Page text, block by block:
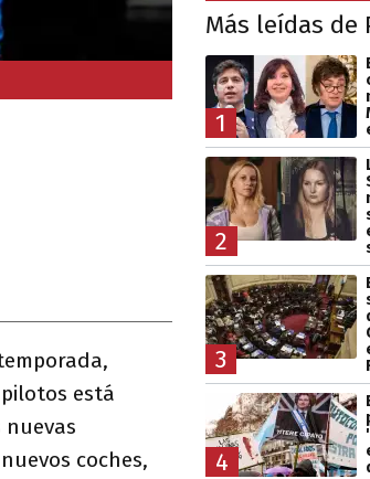
está
nuevas
coches,
Más leídas de
1
2
3
4